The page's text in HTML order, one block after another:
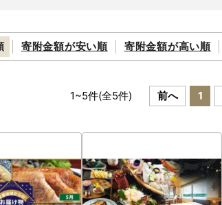
寄附金額が安い順 寄附金額が高い順
1~5件(全5件) 前へ 1